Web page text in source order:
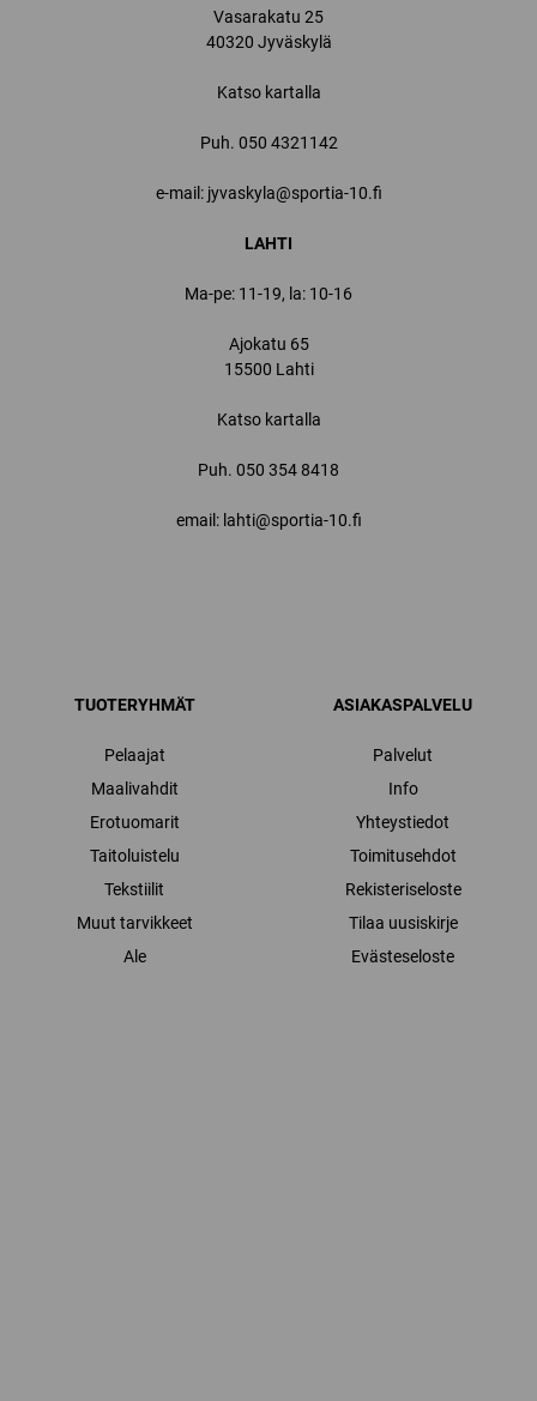
Vasarakatu 25
40320 Jyväskylä
Katso kartalla
Puh. 050 4321142
e-mail: jyvaskyla@sportia-10.fi
LAHTI
Ma-pe: 11-19, la: 10-16
Ajokatu 65
15500 Lahti
Katso kartalla
Puh. 050 354 8418
email: lahti@sportia-10.fi
TUOTERYHMÄT
Pelaajat
Maalivahdit
Erotuomarit
Taitoluistelu
Tekstiilit
Muut tarvikkeet
Ale
ASIAKASPALVELU
Palvelut
Info
Yhteystiedot
Toimitusehdot
Rekisteriseloste
Tilaa uusiskirje
Evästeseloste